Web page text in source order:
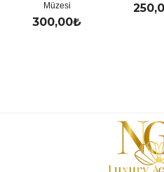
₺
250,00₺